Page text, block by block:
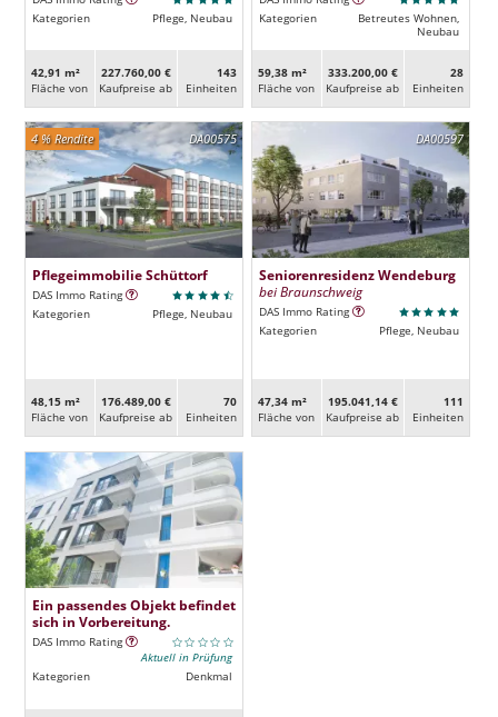
Kategorien
Pflege, Neubau
42,91 m²
Fläche von
227.760,00 €
Kaufpreise ab
143
Ein­heiten
Kategorien
Betreutes Wohnen,
Neubau
59,38 m²
Fläche von
333.200,00 €
Kaufpreise ab
28
Ein­heiten
DA00575
4 % Rendite
Pflegeimmobilie Schüttorf
DAS Immo Rating
Kategorien
Pflege, Neubau
48,15 m²
Fläche von
176.489,00 €
Kaufpreise ab
70
Ein­heiten
DA00597
Seniorenresidenz Wendeburg
bei Braunschweig
DAS Immo Rating
Kategorien
Pflege, Neubau
47,34 m²
Fläche von
195.041,14 €
Kaufpreise ab
111
Ein­heiten
Ein passendes Objekt befindet
sich in Vorbereitung.
DAS Immo Rating
Aktuell in Prüfung
Kategorien
Denkmal